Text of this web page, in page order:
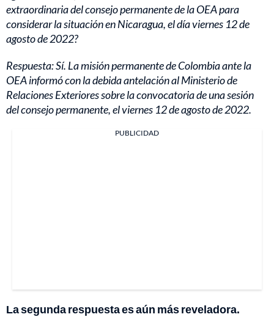
extraordinaria del consejo permanente de la OEA para
considerar la situación en Nicaragua, el día viernes 12 de
agosto de 2022?
Respuesta: Sí. La misión permanente de Colombia ante la
OEA informó con la debida antelación al Ministerio de
Relaciones Exteriores sobre la convocatoria de una sesión
del consejo permanente, el viernes 12 de agosto de 2022.
PUBLICIDAD
La segunda respuesta es aún más reveladora.